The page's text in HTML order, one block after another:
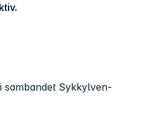
Sykkylven-